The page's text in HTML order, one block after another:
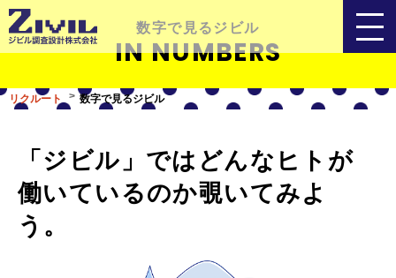
数字で見るジビル
IN NUMBERS
リクルート 数字で見るジビル
「ジビル」ではどんなヒトが
働いているのか覗いてみよ
う。